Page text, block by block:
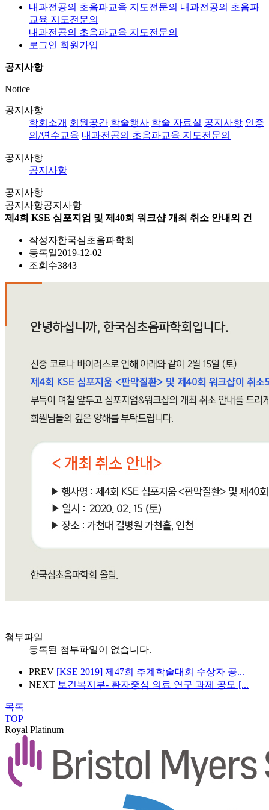
내과전공의 초음파교육 지도전문의 내과전공의 초음파
교육 지도전문의
내과전공의 초음파교육 지도전문의
로그인 회원가입
공지사항
Notice
공지사항
학회소개 회원공간 학술행사 학술 자료실 공지사항 인증
의/연수교육 내과전공의 초음파교육 지도전문의
공지사항
공지사항
공지사항
공지사항공지사항
제4회 KSE 심포지엄 및 제40회 워크샵 개최 취소 안내의 건
작성자한국심초음파학회
등록일2019-12-02
조회수3843
첨부파일
등록된 첨부파일이 없습니다.
PREV [KSE 2019] 제47회 추계학술대회 수상자 공...
NEXT 보건복지부- 환자중심 의료 연구 과제 공모 [...
목록
TOP
Royal Platinum